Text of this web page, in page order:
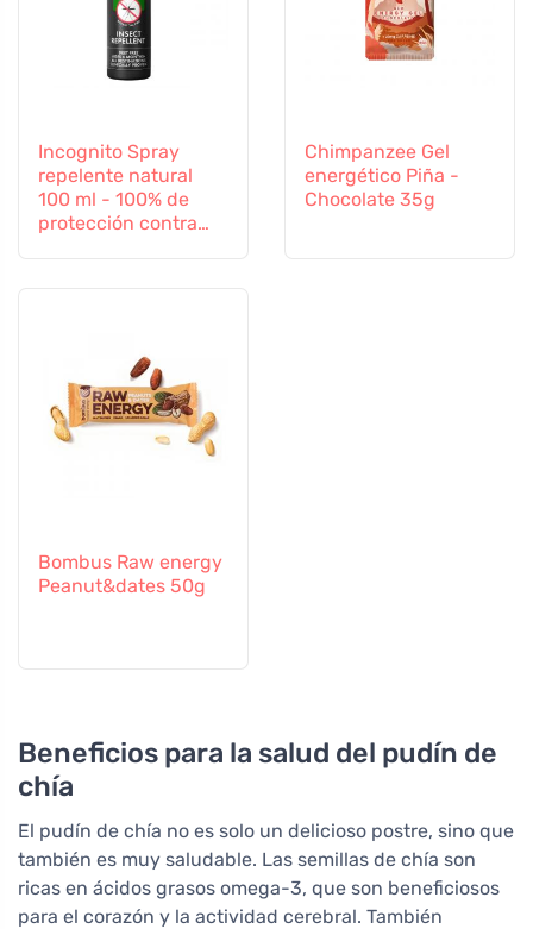
Incognito Spray
repelente natural
100 ml - 100% de
protección contra
Chimpanzee Gel
energético Piña -
Chocolate 35g
Bombus Raw energy
Peanut&dates 50g
Beneficios para la salud del pudín de
chía
El pudín de chía no es solo un delicioso postre, sino que
también es muy saludable. Las semillas de chía son
ricas en ácidos grasos omega-3, que son beneficiosos
para el corazón y la actividad cerebral. También